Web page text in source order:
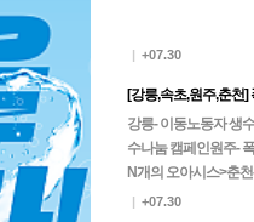
| +07.30
[강릉,속초,원주,춘천
강릉- 이동노동자 생
수나눔 캠페인원주-
N개의 오아시스>춘
러, 팔토시 나눔
| +07.30